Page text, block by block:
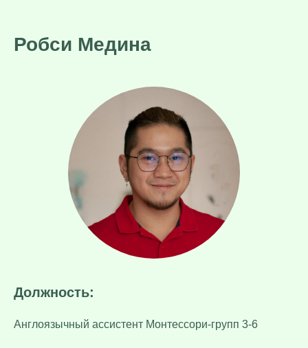
Робси Медина
Должность:
Англоязычный ассистент Монтессори-групп 3-6